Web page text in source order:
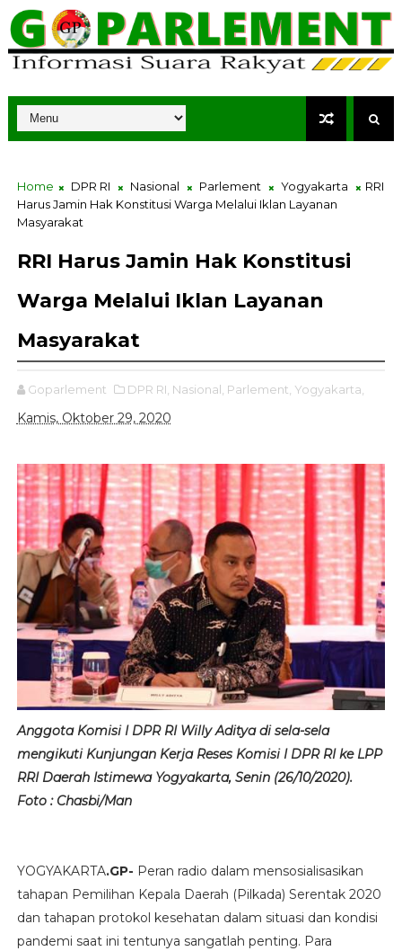
Home DPR RI Nasional Parlement Yogyakarta
RRI
Harus Jamin Hak Konstitusi Warga Melalui Iklan Layanan
Masyarakat
RRI Harus Jamin Hak Konstitusi
Warga Melalui Iklan Layanan
Masyarakat
Goparlement DPR RI, Nasional, Parlement, Yogyakarta,
Kamis, Oktober 29, 2020
Anggota Komisi I DPR RI Willy Aditya di sela-sela
mengikuti Kunjungan Kerja Reses Komisi I DPR RI ke LPP
RRI Daerah Istimewa Yogyakarta, Senin (26/10/2020).
Foto : Chasbi/Man
YOGYAKARTA.GP- Peran radio dalam mensosialisasikan
tahapan Pemilihan Kepala Daerah (Pilkada) Serentak 2020
dan tahapan protokol kesehatan dalam situasi dan kondisi
pandemi saat ini tentunya sangatlah penting. Para